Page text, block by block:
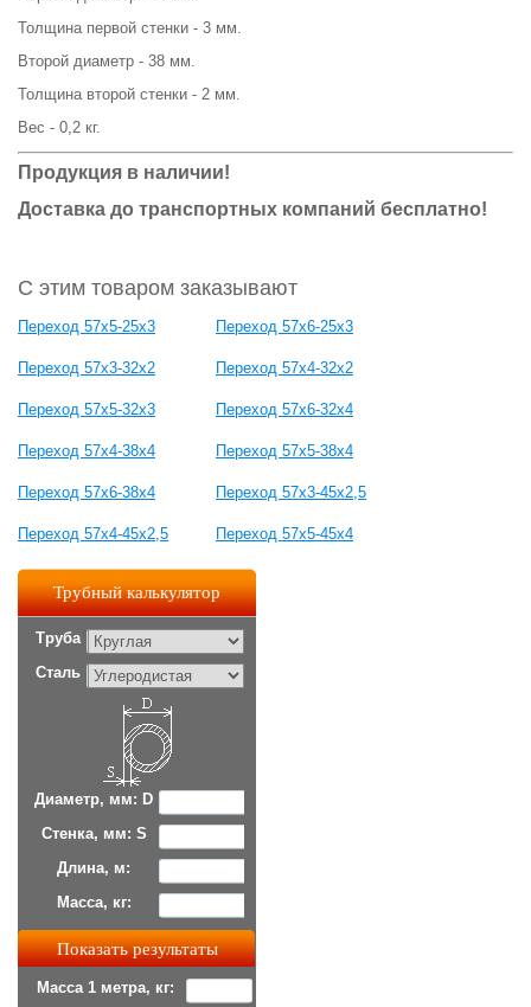
Толщина первой стенки - 3 мм.
Второй диаметр - 38 мм.
Толщина второй стенки - 2 мм.
Вес - 0,2 кг.
Продукция в наличии!
Доставка до транспортных компаний бесплатно!
С этим товаром заказывают
Переход 57х5-25х3 Переход 57х6-25х3
Переход 57х3-32х2 Переход 57х4-32х2
Переход 57х5-32х3 Переход 57х6-32х4
Переход 57х4-38х4 Переход 57х5-38х4
Переход 57х6-38х4 Переход 57х3-45х2,5
Переход 57х4-45х2,5 Переход 57х5-45х4
Трубный калькулятор
Труба
Сталь
Диаметр, мм: D
Стенка, мм: S
Длина, м:
Масса, кг:
Масса 1 метра, кг: